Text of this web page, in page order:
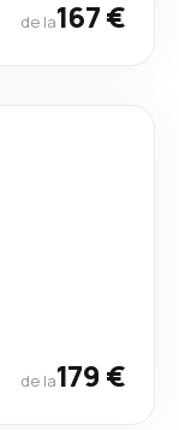
de la167 €
de la179 €